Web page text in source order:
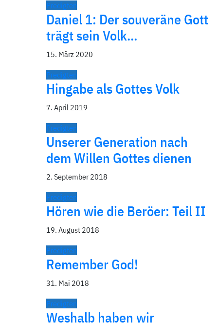
Predigten
Daniel 1: Der souveräne Gott
trägt sein Volk…
15. März 2020
Predigten
Hingabe als Gottes Volk
7. April 2019
Predigten
Unserer Generation nach
dem Willen Gottes dienen
2. September 2018
Predigten
Hören wie die Beröer: Teil II
19. August 2018
Predigten
Remember God!
31. Mai 2018
Predigten
Weshalb haben wir